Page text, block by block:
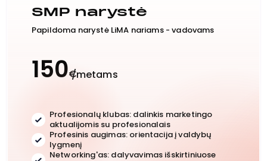
SMP narystė
Papildoma narystė LiMA nariams - vadovams
150€
/metams
Profesionalų klubas: dalinkis marketingo
aktualijomis su profesionalais
Profesinis augimas: orientacija į valdybų
lygmenį
Networking'as: dalyvavimas išskirtiniuose